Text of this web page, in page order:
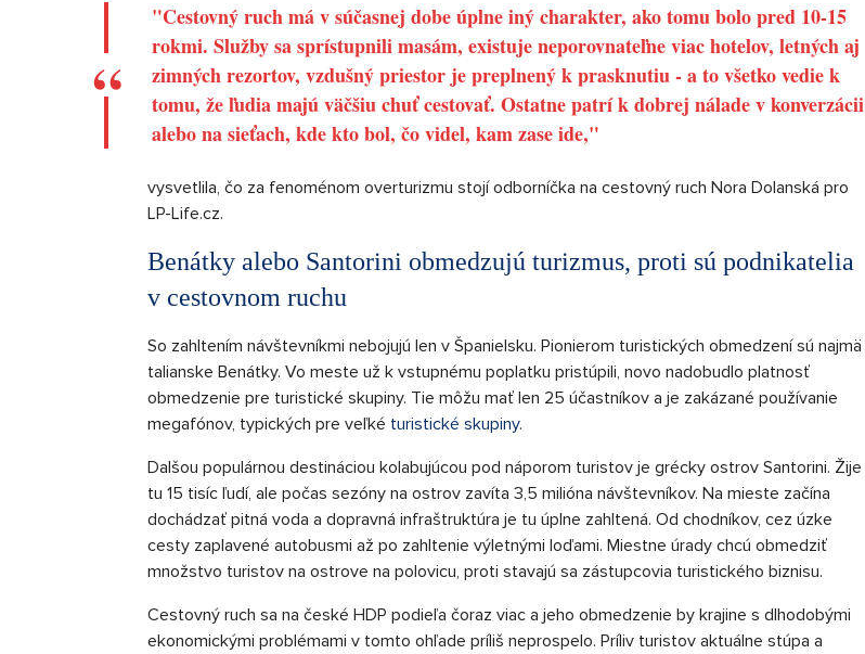
"Cestovný ruch má v súčasnej dobe úplne iný charakter, ako tomu bolo pred 10-15
rokmi. Služby sa sprístupnili masám, existuje neporovnateľne viac hotelov, letných aj
zimných rezortov, vzdušný priestor je preplnený k prasknutiu - a to všetko vedie k
tomu, že ľudia majú väčšiu chuť cestovať. Ostatne patrí k dobrej nálade v konverzácii
alebo na sieťach, kde kto bol, čo videl, kam zase ide,"
vysvetlila, čo za fenoménom overturizmu stojí odborníčka na cestovný ruch Nora Dolanská pro
LP-Life.cz.
Benátky alebo Santorini obmedzujú turizmus, proti sú podnikatelia
v cestovnom ruchu
So zahltením návštevníkmi nebojujú len v Španielsku. Pionierom turistických obmedzení sú najmä
talianske Benátky. Vo meste už k vstupnému poplatku pristúpili, novo nadobudlo platnosť
obmedzenie pre turistické skupiny. Tie môžu mať len 25 účastníkov a je zakázané používanie
megafónov, typických pre veľké turistické skupiny.
Dalšou populárnou destináciou kolabujúcou pod náporom turistov je grécky ostrov Santorini. Žije
tu 15 tisíc ľudí, ale počas sezóny na ostrov zavíta 3,5 milióna návštevníkov. Na mieste začína
dochádzať pitná voda a dopravná infraštruktúra je tu úplne zahltená. Od chodníkov, cez úzke
cesty zaplavené autobusmi až po zahltenie výletnými loďami. Miestne úrady chcú obmedziť
množstvo turistov na ostrove na polovicu, proti stavajú sa zástupcovia turistického biznisu.
Cestovný ruch sa na české HDP podieľa čoraz viac a jeho obmedzenie by krajine s dlhodobými
ekonomickými problémami v tomto ohľade príliš neprospelo. Príliv turistov aktuálne stúpa a